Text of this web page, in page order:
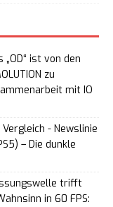
ist von den
zu
mit IO
- Newslinie
– Die dunkle
trifft
in 60 FPS: